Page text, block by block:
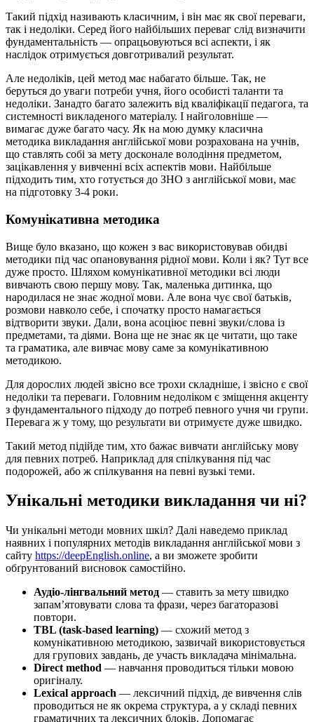
Такий підхід називають класичним, і він має як свої переваги,
так і недоліки. Серед його найбільших переваг слід визначити
фундаментальність — опрацьовуються всі аспекти, і як
наслідок отримується довготривалий результат.
Але недоліків, цей метод має набагато більше. Так, не
беруться до уваги потреби учня, його особисті таланти та
недоліки. Занадто багато залежить від кваліфікації педагога, та
системності викладеного матеріалу. І найголовніше —
вимагає дуже багато часу. Як на мою думку класична
методика викладання англійської мови розрахована на учнів,
що ставлять собі за мету досконале володіння предметом,
зацікавлення у вивченні всіх аспектів мови. Найбільше
підходить тим, хто готується до ЗНО з англійської мови, має
на підготовку 3-4 роки.
Комунікативна методика
Вище було вказано, що кожен з вас використовував обидві
методики під час опановування рідної мови. Коли і як? Тут все
дуже просто. Шляхом комунікативної методики всі люди
вивчають свою першу мову. Так, маленька дитинка, що
народилася не знає жодної мови. Але вона чує свої батьків,
розмови навколо себе, і спочатку просто намагається
відтворити звуки. Дали, вона асоціює певні звуки/слова із
предметами, та діями. Вона ще не знає як це читати, що таке
та граматика, але вивчає мову саме за комунікативною
методикою.
Для дорослих людей звісно все трохи складніше, і звісно є свої
недоліки та переваги. Головним недоліком є зміщення акценту
з фундаментального підходу до потреб певного учня чи групи.
Перевага ж у тому, що результати ви отримуєте дуже швидко.
Такий метод підійде тим, хто бажає вивчати англійську мову
для певних потреб. Наприклад для спілкування під час
подорожей, або ж спілкування на певні вузькі теми.
Унікальні методики викладання чи ні?
Чи унікальні методи мовних шкіл? Далі наведемо приклад
наявних і популярних методів викладання англійської мови з
сайту https://deepEnglish.online, а ви зможете зробити
обґрунтований висновок самостійно.
Аудіо-лінгвальний метод — ставить за мету швидко
запам’ятовувати слова та фрази, через багаторазові
повтори.
TBL (task-based learning) — схожий метод з
комунікативною методикою, зазвичай використовується
для групових завдань, де участь викладача мінімальна.
Direct method — навчання проводиться тільки мовою
оригіналу.
Lexical approach — лексичний підхід, де вивчення слів
проводиться не як окрема структура, а у складі певних
граматичних та лексичних блоків. Допомагає